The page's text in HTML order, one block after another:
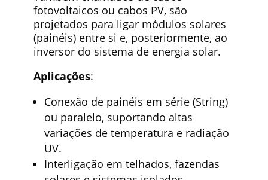
fotovoltaicos ou cabos PV, são
projetados para ligar módulos solares
(painéis) entre si e, posteriormente, ao
inversor do sistema de energia solar.
Aplicações:
Conexão de painéis em série (String)
ou paralelo, suportando altas
variações de temperatura e radiação
UV.
Interligação em telhados, fazendas